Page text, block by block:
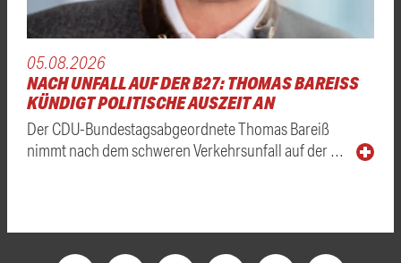
05.08.2026
NACH UNFALL AUF DER B27: THOMAS BAREISS K
ÜNDIGT POLITISCHE AUSZEIT AN
Der CDU-Bundestagsabgeordnete Thomas Bareiß
nimmt nach dem schweren Verkehrsunfall auf der …